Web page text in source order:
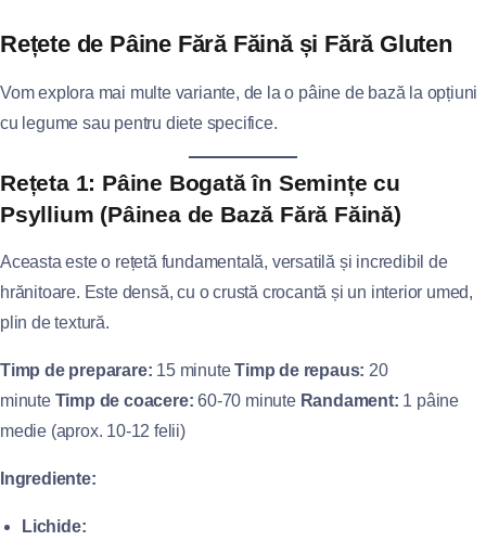
Rețete de Pâine Fără Făină și Fără Gluten
Vom explora mai multe variante, de la o pâine de bază la opțiuni
cu legume sau pentru diete specifice.
Rețeta 1: Pâine Bogată în Semințe cu
Psyllium (Pâinea de Bază Fără Făină)
Aceasta este o rețetă fundamentală, versatilă și incredibil de
hrănitoare. Este densă, cu o crustă crocantă și un interior umed,
plin de textură.
Timp de preparare: 15 minuteTimp de repaus: 20
minute Timp de coacere: 60-70 minute Randament: 1 pâine
medie (aprox. 10-12 felii)
Ingrediente:
Lichide: